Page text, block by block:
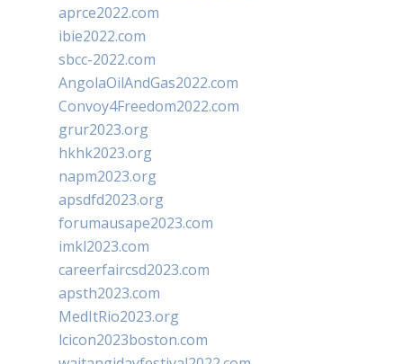
aprce2022.com
ibie2022.com
sbcc-2022.com
AngolaOilAndGas2022.com
Convoy4Freedom2022.com
grur2023.org
hkhk2023.org
napm2023.org
apsdfd2023.org
forumausape2023.com
imkl2023.com
careerfaircsd2023.com
apsth2023.com
MedItRio2023.org
lcicon2023boston.com